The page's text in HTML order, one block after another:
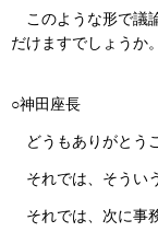
このような形で議
だけますでしょうか。
○神田座長
どうもありがとう
それでは、そうい
それでは、次に事